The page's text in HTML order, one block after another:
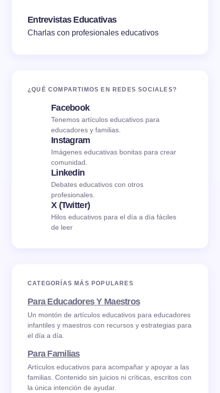
Entrevistas Educativas
Charlas con profesionales educativos
¿QUÉ COMPARTIMOS EN REDES SOCIALES?
Facebook
Tenemos artículos educativos para
educadores y familias.
Instagram
Imágenes educativas bonitas para crear
comunidad.
Linkedin
Debates educativos con otros
profesionales.
X (Twitter)
Hilos educativos para el día a día fáciles
de leer
CATEGORÍAS MÁS POPULARES
Para Educadores Y Maestros
Un montón de artículos educativos para educadores
infantiles y maestros con recursos y estrategias para
el día a día.
Para Familias
Artículos educativos para acompañar y apoyar a las
familias. Contenido sin juicios ni críticas, escritos con
la única intención de ayudar.